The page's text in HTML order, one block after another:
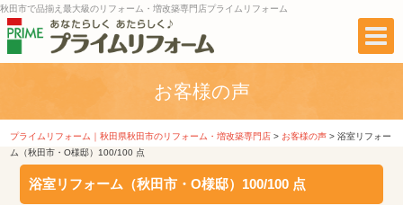
秋田市で品揃え最大級のリフォーム・増改築専門店プライムリフォーム
お客様の声
プライムリフォーム｜秋田県秋田市のリフォーム・増改築専門店 > お客様の声 >浴室リフォー
ム（秋田市・O様邸）100/100 点
浴室リフォーム（秋田市・O様邸）100/100 点